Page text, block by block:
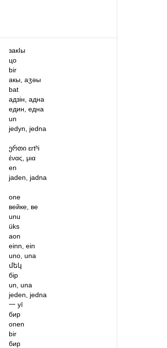
закIы
цо
bir
акы, аӡәы
bat
адзін, адна
един, една
un
jedyn, jedna
ერთიɛrtʰi
ένας, μια
en
jaden, jadna
one
вейке, ве
unu
üks
aon
einn, ein
uno, una
մեկ
бір
un, una
jeden, jedna
一yī
бир
onen
bir
бир